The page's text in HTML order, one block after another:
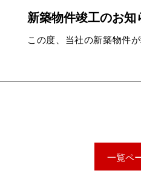
新築物件竣工のお知
この度、当社の新築物件
一覧ペ